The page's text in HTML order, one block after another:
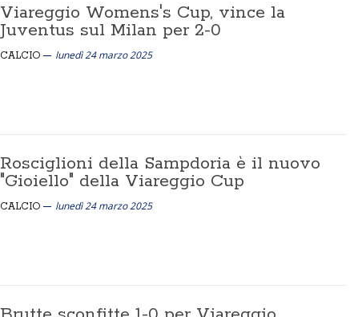
Viareggio Womens's Cup, vince la
Juventus sul Milan per 2-0
CALCIO lunedì 24 marzo 2025
Rosciglioni della Sampdoria è il nuovo
"Gioiello" della Viareggio Cup
CALCIO lunedì 24 marzo 2025